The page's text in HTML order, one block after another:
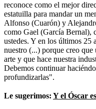
reconoce como el mejor
estatuilla para mandar un
Alfonso (Cuarón) y
como Gael (García Bernal),
ustedes. Y en los últimos 25
nuestro (...) porque creo que
arte y que hace nuestra
Debemos continuar
profundizarlas".
Le sugerimos: Y el Óscar